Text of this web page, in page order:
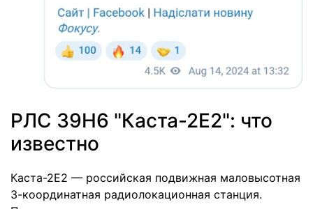
РЛС 39Н6 "Каста-2Е2": что
известно
Каста-2Е2 — российская подвижная маловысотная
3-координатная радиолокационная станция.